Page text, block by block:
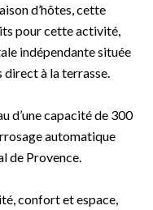
d’hôtes, cette
pour cette activité,
indépendante située
direct à la terrasse.
d’une capacité de 300
automatique
de Provence.
confort et espace,